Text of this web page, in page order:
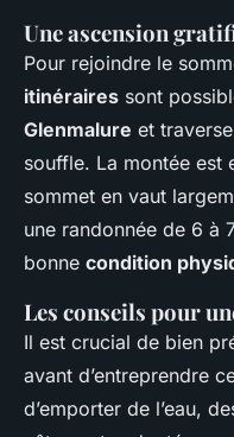
Une ascension
Pour rejoindre le
itinéraires sont
Glenmalure et
souffle. La montée est
sommet en vaut
une randonnée de 6 à
bonne condition
Les conseils pour
Il est crucial de bien
avant d’entreprendre
d’emporter de l’eau,